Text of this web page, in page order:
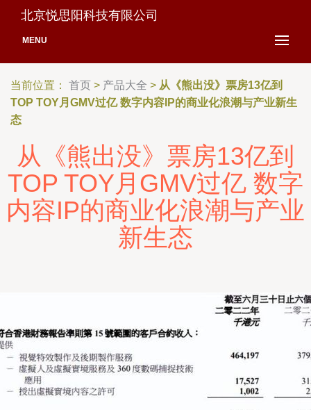
北京悦思阳科技有限公司
MENU
当前位置： 首页 > 产品大全 > 从《熊出没》票房13亿到
TOP TOY月GMV过亿 数字内容IP的商业化浪潮与产业新生
态
从《熊出没》票房13亿到
TOP TOY月GMV过亿 数字
内容IP的商业化浪潮与产业
新生态